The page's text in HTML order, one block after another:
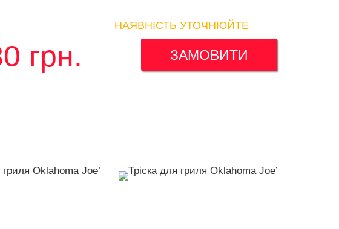
НАЯВНІСТЬ УТОЧНЮЙТЕ
грн. ЗАМОВИТИ